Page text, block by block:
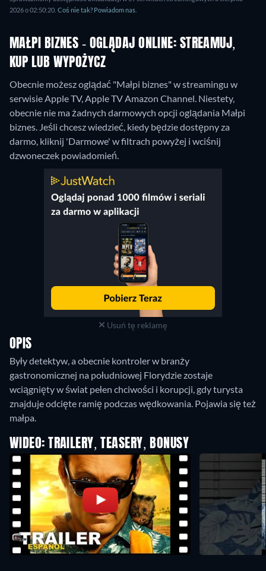
2026 o 02:50:20. Coś nie tak? Powiadom nas.
MAŁPI BIZNES - OGLĄDAJ ONLINE: STREAMUJ,
KUP LUB WYPOŻYCZ
Obecnie możesz oglądać "Małpi biznes" w streamingu w
serwisie Apple TV, Apple TV Amazon Channel. Niestety,
obecnie nie ma żadnych darmowych opcji oglądania Małpi
biznes. Jeśli chcesz wiedzieć, kiedy będzie dostępny za
darmo, kliknij 'Darmowe' w filtrach powyżej i wciśnij
dzwoneczek powiadomień.
Usuń tę reklamę
OPIS
Były detektyw, a obecnie kontroler w branży
gastronomicznej na południowej Florydzie zostaje
wciągnięty w świat pełen chciwości i korupcji, gdy turysta
znajduje odcięte ramię podczas wędkowania. Pojawia się też
małpa.
WIDEO: TRAILERY, TEASERY, BONUSY